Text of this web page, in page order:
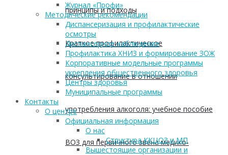
принципы и подходы
Краткое профилактическое
консультирование в отношении
употребления алкоголя: учебное пособие
ВОЗ для первичного звена медико-
Журнал «Профи»
Методические рекомендации
Диспансеризация и профилактические
осмотры
Диспансерное наблюдение
Профилактика ХНИЗ и формирование ЗОЖ
Корпоративные модельные программы
укрепления общественного здоровья
Центры здоровья
Муниципальные программы
Контакты
О центре
Официальная информация
О нас
Структура ККЦОЗ и МП
Вышестоящие организации и